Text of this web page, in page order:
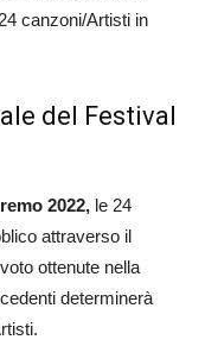
canzoni/Artisti in
del Festival
2022, le 24
attraverso il
ottenute nella
determinerà